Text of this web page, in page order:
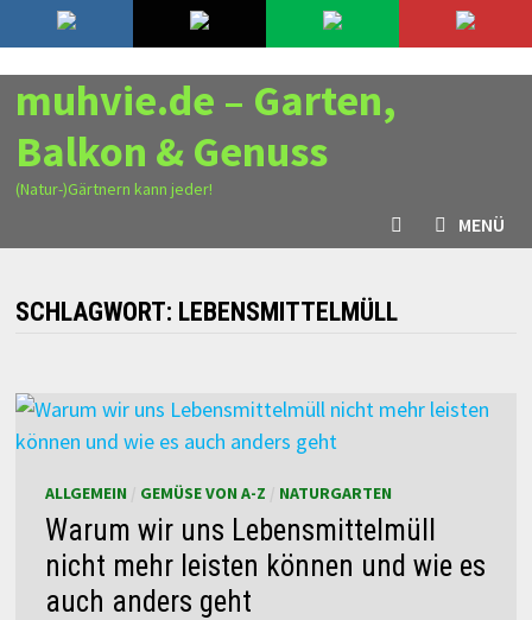
Zurück
zum
Inhalt
8. August 2026
muhvie.de – Garten,
Balkon & Genuss
(Natur-)Gärtnern kann jeder!
MENÜ
SCHLAGWORT: LEBENSMITTELMÜLL
ALLGEMEIN GEMÜSE VON A-Z NATURGARTEN
Warum wir uns Lebensmittelmüll
nicht mehr leisten können und wie es
auch anders geht